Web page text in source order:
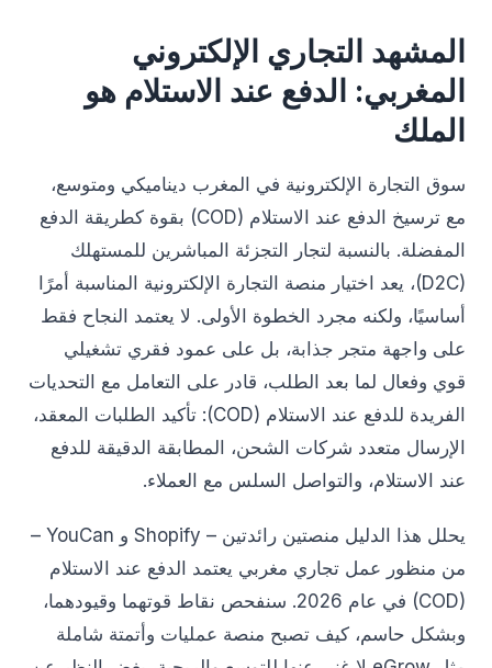
المشهد التجاري الإلكتروني
المغربي: الدفع عند الاستلام هو
الملك
سوق التجارة الإلكترونية في المغرب ديناميكي ومتوسع،
مع ترسيخ الدفع عند الاستلام (COD) بقوة كطريقة الدفع
المفضلة. بالنسبة لتجار التجزئة المباشرين للمستهلك
(D2C)، يعد اختيار منصة التجارة الإلكترونية المناسبة أمرًا
أساسيًا، ولكنه مجرد الخطوة الأولى. لا يعتمد النجاح فقط
على واجهة متجر جذابة، بل على عمود فقري تشغيلي
قوي وفعال لما بعد الطلب، قادر على التعامل مع التحديات
الفريدة للدفع عند الاستلام (COD): تأكيد الطلبات المعقد،
الإرسال متعدد شركات الشحن، المطابقة الدقيقة للدفع
عند الاستلام، والتواصل السلس مع العملاء.
يحلل هذا الدليل منصتين رائدتين – Shopify و YouCan –
من منظور عمل تجاري مغربي يعتمد الدفع عند الاستلام
(COD) في عام 2026. سنفحص نقاط قوتهما وقيودهما،
وبشكل حاسم، كيف تصبح منصة عمليات وأتمتة شاملة